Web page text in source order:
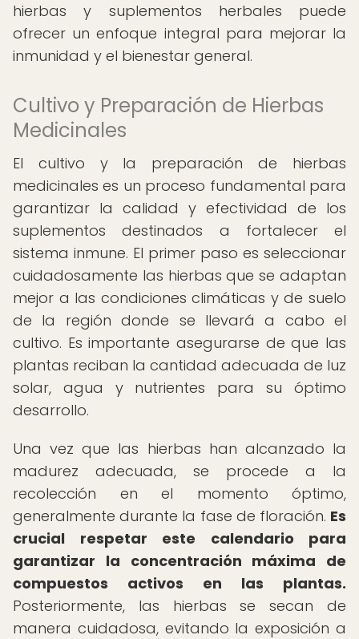
hierbas y suplementos herbales puede
ofrecer un enfoque integral para mejorar la
inmunidad y el bienestar general.
Cultivo y Preparación de Hierbas
Medicinales
El cultivo y la preparación de hierbas
medicinales es un proceso fundamental para
garantizar la calidad y efectividad de los
suplementos destinados a fortalecer el
sistema inmune. El primer paso es seleccionar
cuidadosamente las hierbas que se adaptan
mejor a las condiciones climáticas y de suelo
de la región donde se llevará a cabo el
cultivo. Es importante asegurarse de que las
plantas reciban la cantidad adecuada de luz
solar, agua y nutrientes para su óptimo
desarrollo.
Una vez que las hierbas han alcanzado la
madurez adecuada, se procede a la
recolección en el momento óptimo,
generalmente durante la fase de floración. Es
crucial respetar este calendario para
garantizar la concentración máxima de
compuestos activos en las plantas.
Posteriormente, las hierbas se secan de
manera cuidadosa, evitando la exposición a